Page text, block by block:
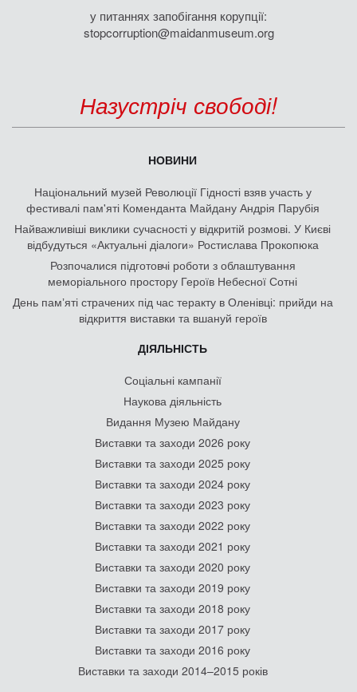
у питаннях запобігання корупції:
stopcorruption@maidanmuseum.org
Назустріч свободі!
НОВИНИ
Національний музей Революції Гідності взяв участь у
фестивалі пам'яті Коменданта Майдану Андрія Парубія
Найважливіші виклики сучасності у відкритій розмові. У Києві
відбудуться «Актуальні діалоги» Ростислава Прокопюка
Розпочалися підготовчі роботи з облаштування
меморіального простору Героїв Небесної Сотні
День памʼяті страчених під час теракту в Оленівці: прийди на
відкриття виставки та вшануй героїв
ДІЯЛЬНІСТЬ
Соціальні кампанії
Наукова діяльність
Видання Музею Майдану
Виставки та заходи 2026 року
Виставки та заходи 2025 року
Виставки та заходи 2024 року
Виставки та заходи 2023 року
Виставки та заходи 2022 року
Виставки та заходи 2021 року
Виставки та заходи 2020 року
Виставки та заходи 2019 року
Виставки та заходи 2018 року
Виставки та заходи 2017 року
Виставки та заходи 2016 року
Виставки та заходи 2014–2015 років